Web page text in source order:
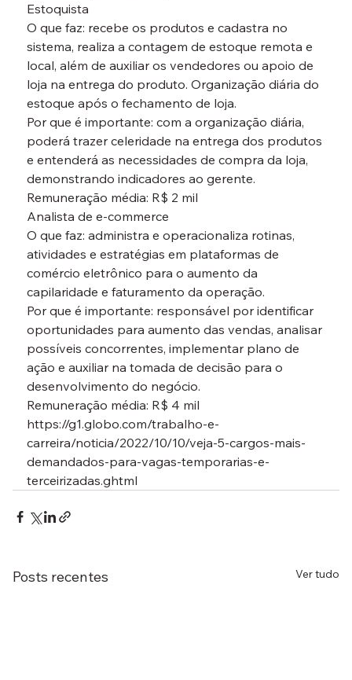
Estoquista
O que faz: recebe os produtos e cadastra no
sistema, realiza a contagem de estoque remota e
local, além de auxiliar os vendedores ou apoio de
loja na entrega do produto. Organização diária do
estoque após o fechamento de loja.
Por que é importante: com a organização diária,
poderá trazer celeridade na entrega dos produtos
e entenderá as necessidades de compra da loja,
demonstrando indicadores ao gerente.
Remuneração média: R$ 2 mil
Analista de e-commerce
O que faz: administra e operacionaliza rotinas,
atividades e estratégias em plataformas de
comércio eletrônico para o aumento da
capilaridade e faturamento da operação.
Por que é importante: responsável por identificar
oportunidades para aumento das vendas, analisar
possíveis concorrentes, implementar plano de
ação e auxiliar na tomada de decisão para o
desenvolvimento do negócio.
Remuneração média: R$ 4 mil
https://g1.globo.com/trabalho-e-
carreira/noticia/2022/10/10/veja-5-cargos-mais-
demandados-para-vagas-temporarias-e-
terceirizadas.ghtml
Posts recentes Ver tudo